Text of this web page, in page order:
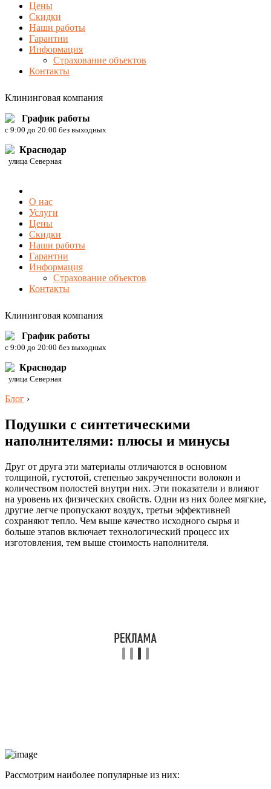
Цены
Скидки
Наши работы
Гарантии
Информация
Страхование объектов
Контакты
Клининговая компания
График работы
c 9:00 до 20:00 без выходных
Краснодар
улица Северная
О нас
Услуги
Цены
Скидки
Наши работы
Гарантии
Информация
Страхование объектов
Контакты
Клининговая компания
График работы
c 9:00 до 20:00 без выходных
Краснодар
улица Северная
Блог ›
Подушки с синтетическими
наполнителями: плюсы и минусы
Друг от друга эти материалы отличаются в основном
толщиной, густотой, степенью закрученности волокон и
количеством полостей внутри них. Эти показатели и влияют
на уровень их физических свойств. Одни из них более мягкие,
другие легче пропускают воздух, третьи эффективней
сохраняют тепло. Чем выше качество исходного сырья и
больше этапов включает технологический процесс их
изготовления, тем выше стоимость наполнителя.
Рассмотрим наиболее популярные из них: